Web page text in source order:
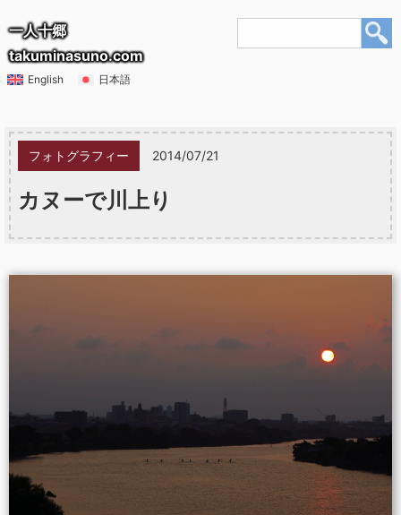
一人十郷
takuminasuno.com
English 日本語
フォトグラフィー 2014/07/21
カヌーで川上り